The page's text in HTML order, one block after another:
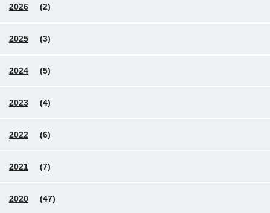
2026 (2)
2025 (3)
2024 (5)
2023 (4)
2022 (6)
2021 (7)
2020 (47)